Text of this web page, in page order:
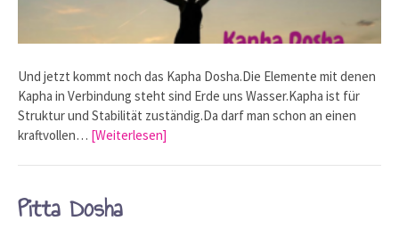
Und jetzt kommt noch das Kapha Dosha.Die Elemente mit denen
Kapha in Verbindung steht sind Erde uns Wasser.Kapha ist für
Struktur und Stabilität zuständig.Da darf man schon an einen
kraftvollen… [Weiterlesen]
Pitta Dosha